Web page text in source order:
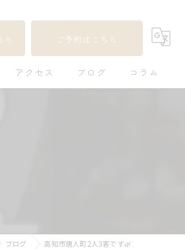
ら ご予約はこちら
アクセス ブログ コラム
ブログ 高知市唐人町2人3客です🌿